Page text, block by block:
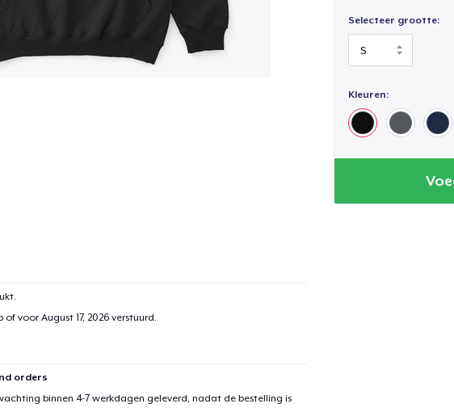
Selecteer grootte:
Kleuren:
of voorAugust 17, 2026verstuurd.
orders
binnen 4-7 werkdagen geleverd, nadat de bestelling is